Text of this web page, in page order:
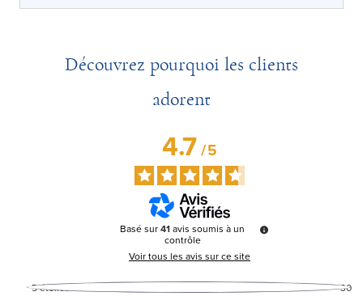
Découvrez pourquoi les clients
adorent
4.7/5
Basé sur41avis soumis à un
contrôle
Voir tous les avis sur ce site
5étoiles
30